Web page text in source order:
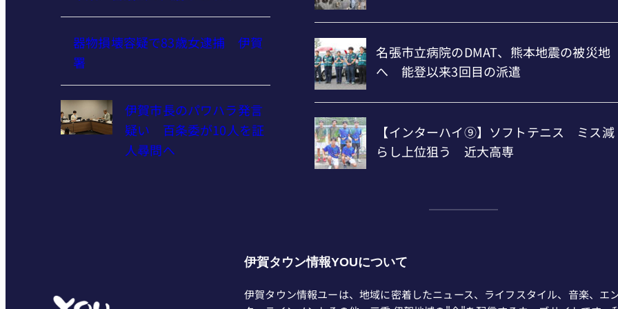
器物損壊容疑で83歳女逮捕 伊賀
署
伊賀市長のパワハラ発言
疑い 百条委が10人を証
人尋問へ
伊賀タウン情報YOUについて
伊賀タウン情報ユーは、地域に密着したニュース、ライフスタイル、音楽、エ